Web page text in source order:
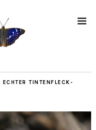
ECHTER TINTENFLECK-